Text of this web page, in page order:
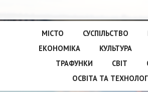
МІСТО СУСПІЛЬСТВО
ЕКОНОМІКА
КУЛЬТУРА
ТРАФУНКИ
СВІТ
ОСВІТА ТА